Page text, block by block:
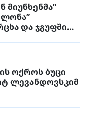
მიუნხენმა”
და ჯგუფში
ოქროს ბუცი
ლევანდოვსკიმ